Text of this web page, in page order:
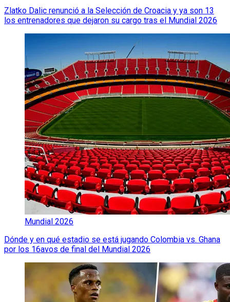
Zlatko Dalic renunció a la Selección de Croacia y ya son 13
los entrenadores que dejaron su cargo tras el Mundial 2026
Mundial 2026
Dónde y en qué estadio se está jugando Colombia vs. Ghana
por los 16avos de final del Mundial 2026